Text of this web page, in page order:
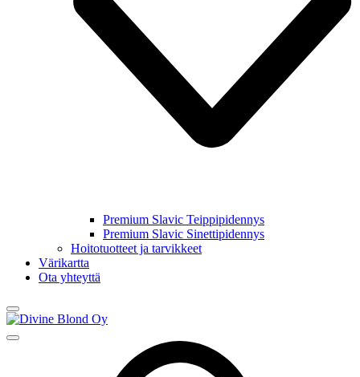
Premium Slavic Teippipidennys
Premium Slavic Sinettipidennys
Hoitotuotteet ja tarvikkeet
Värikartta
Ota yhteyttä